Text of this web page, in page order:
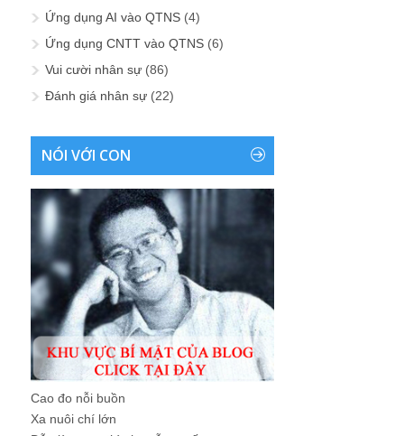
Ứng dụng AI vào QTNS (4)
Ứng dụng CNTT vào QTNS (6)
Vui cười nhân sự (86)
Đánh giá nhân sự (22)
NÓI VỚI CON
Cao đo nỗi buồn
Xa nuôi chí lớn